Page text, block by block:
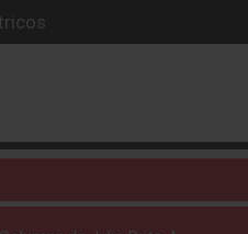
global
automotriz.